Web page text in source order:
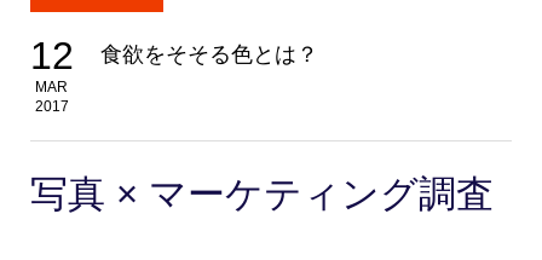
12
MAR
2017
食欲をそそる色とは？
写真 × マーケティング調査